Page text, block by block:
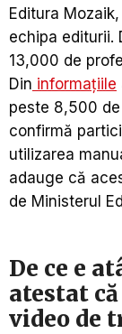
Editura
echipa editurii.
13,000 de
Din informațiile
peste 8,500
confirmă
utilizarea
adauge că
de Ministerul
De ce e
atestat
video de